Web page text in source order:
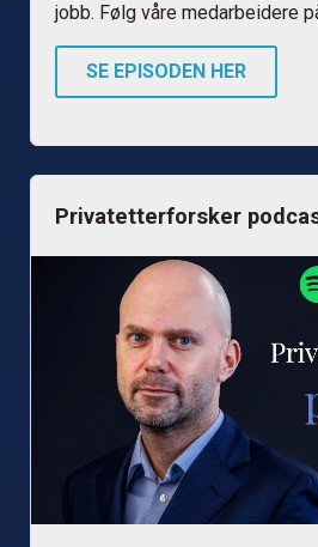
jobb. Følg våre medarbeidere
SE EPISODEN HER
Privatetterforsker